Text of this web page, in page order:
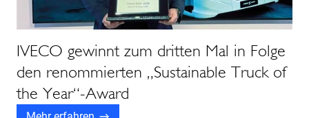
IVECO gewinnt zum dritten Mal in Folge
den renommierten „Sustainable Truck of
the Year“-Award